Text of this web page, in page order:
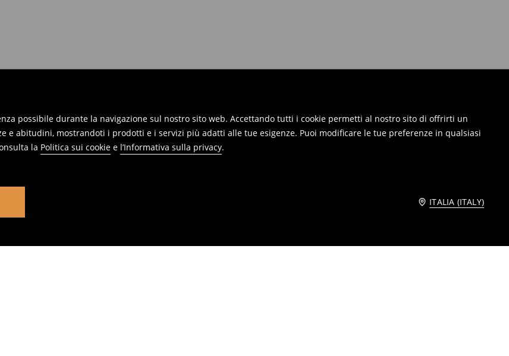
possibile durante la navigazione sul nostro sito web. Accettando tutti i cookie permetti al nostro sito di offrirti un
e abitudini, mostrandoti i prodotti e i servizi più adatti alle tue esigenze. Puoi modificare le tue preferenze in qualsiasi
la Politica sui cookie e l’Informativa sulla privacy.
ITALIA (ITALY)